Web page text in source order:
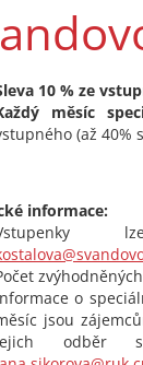
10 % ze
měsíc
(až 40%
informace:
o
jsou
odběr